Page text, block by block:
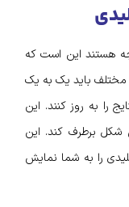
هستند این است که
مختلف باید یک به یک
را به روز کنند. این
شکل برطرف کند. این
را به شما نمایش